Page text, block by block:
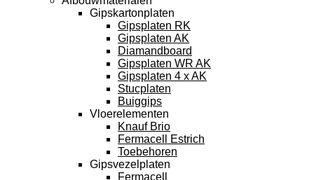
Gipskartonplaten
Gipsplaten RK
Gipsplaten AK
Diamandboard
Gipsplaten WR AK
Gipsplaten 4 x AK
Stucplaten
Buiggips
Vloerelementen
Knauf Brio
Fermacell Estrich
Toebehoren
Gipsvezelplaten
Fermacell